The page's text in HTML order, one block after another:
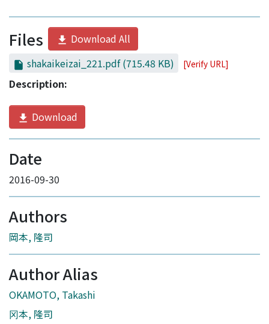
Files
Download All
shakaikeizai_221.pdf(715.48 KB) [Verify URL]
Description:
Download
Date
2016-09-30
Authors
岡本, 隆司
Author Alias
OKAMOTO, Takashi
冈本, 隆司